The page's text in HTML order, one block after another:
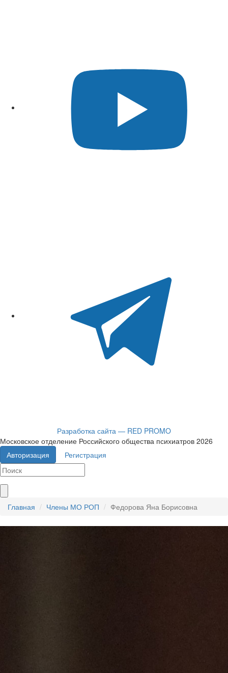
Разработка сайта — RED PROMO
Московское отделение Российского общества психиатров 2026
Авторизация
Регистрация
Главная Члены МО РОП Федорова Яна Борисовна